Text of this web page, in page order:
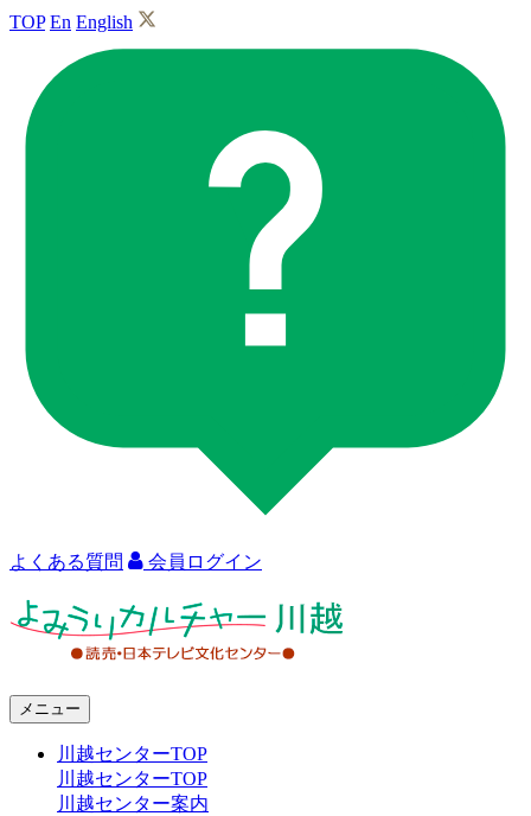
TOP En English
よくある質問 会員ログイン
メニュー
川越センターTOP
川越センターTOP
川越センター案内